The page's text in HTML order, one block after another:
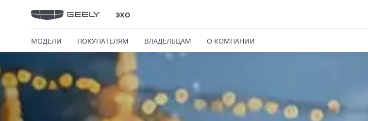
ЭХО
МОДЕЛИ ПОКУПАТЕЛЯМ ВЛАДЕЛЬЦАМ О КОМПАНИИ